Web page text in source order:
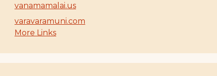
vanamamalai.us
varavaramuni.com
More Links